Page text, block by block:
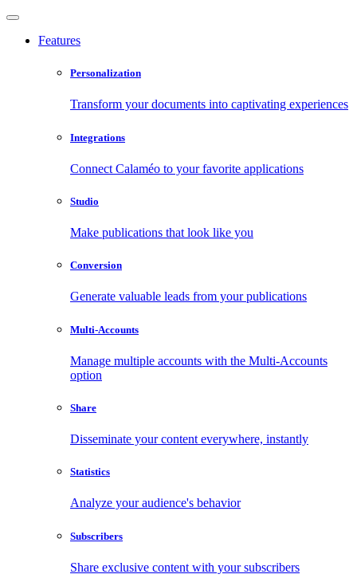
Features
Personalization
Transform your documents into captivating experiences
Integrations
Connect Calaméo to your favorite applications
Studio
Make publications that look like you
Conversion
Generate valuable leads from your publications
Multi-Accounts
Manage multiple accounts with the Multi-Accounts
option
Share
Disseminate your content everywhere, instantly
Statistics
Analyze your audience's behavior
Subscribers
Share exclusive content with your subscribers